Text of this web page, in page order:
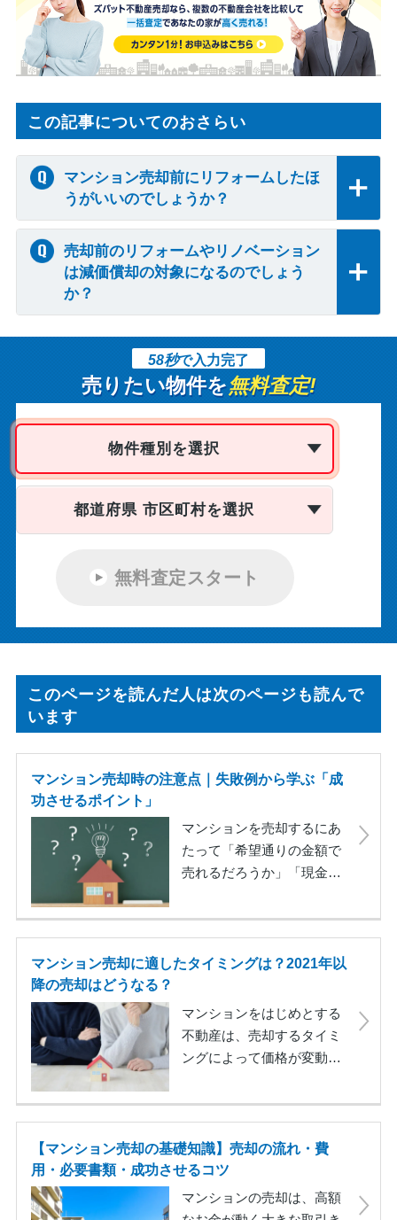
この記事についてのおさらい
マンション売却前にリフォームしたほ
うがいいのでしょうか？
売却前のリフォームやリノベーション
は減価償却の対象になるのでしょう
か？
58秒で入力完了
売りたい物件を無料査定!
物件種別を選択
都道府県 市区町村を選択
無料査定スタート
このページを読んだ人は次のページも読んで
います
マンション売却時の注意点｜失敗例から学ぶ「成
功させるポイント」
マンションを売却するにあ
たって「希望通りの金額で
売れるだろうか」「現金化
間に合うだろうか」など疑
問に思うことがあるかもし
れません。失敗を回避し、
には、おさえておきたい注
意点がいくつかあります。
この記事では、マンション
を解説します。
マンション売却に適したタイミングは？2021年以
降の売却はどうなる？
マンションをはじめとする
不動産は、売却するタイミ
ングによって価格が変動し
ションの価格が決まる要因
やこれまでの売却価格の推
移、今後の売却価格の予想
を紹介し、その上でマンシ
ョンの売却に適したタイミ
ングについて解説していま
【マンション売却の基礎知識】売却の流れ・費
用・必要書類・成功させるコツ
マンションの売却は、高額
最高額